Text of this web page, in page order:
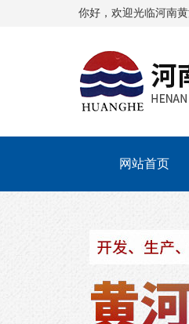
你好，欢迎光临河南
网站首页